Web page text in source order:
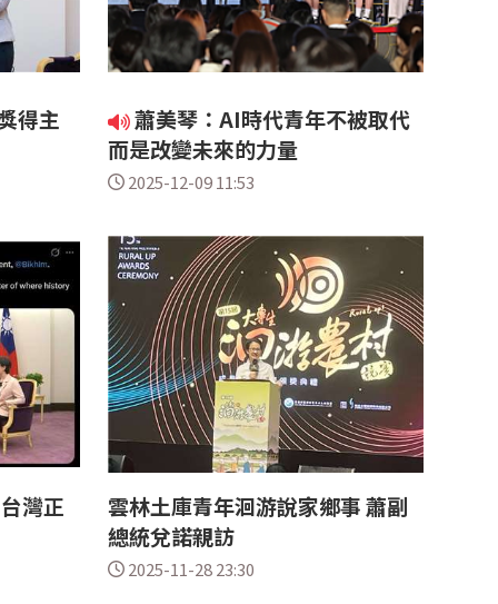
得主
蕭美琴：AI時代青年不被取代
而是改變未來的力量
2025-12-09 11:53
灣正
雲林土庫青年洄游說家鄉事 蕭副
總統兌諾親訪
2025-11-28 23:30